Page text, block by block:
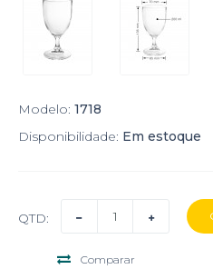
Modelo: 1718
Disponibilidade: Em estoque
QTD:
Comparar